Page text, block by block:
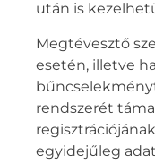
után is
Megtévesztő
esetén, illetve
rendszerét
egyidejűleg